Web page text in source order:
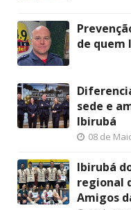
de quem
sede e
Ibirubá
08 de
Ibirubá
regional
Amigos